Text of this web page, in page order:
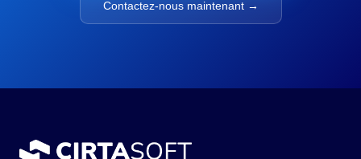
Contactez-nous maintenant →